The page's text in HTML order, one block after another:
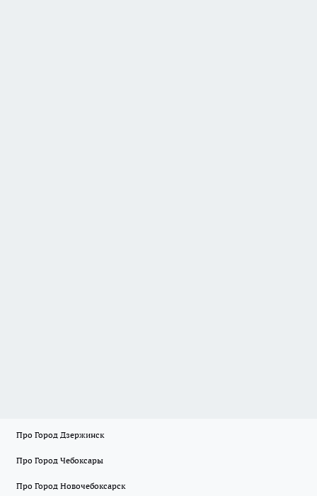
Про Город Дзержинск
Про Город Чебоксары
Про Город Новочебоксарск